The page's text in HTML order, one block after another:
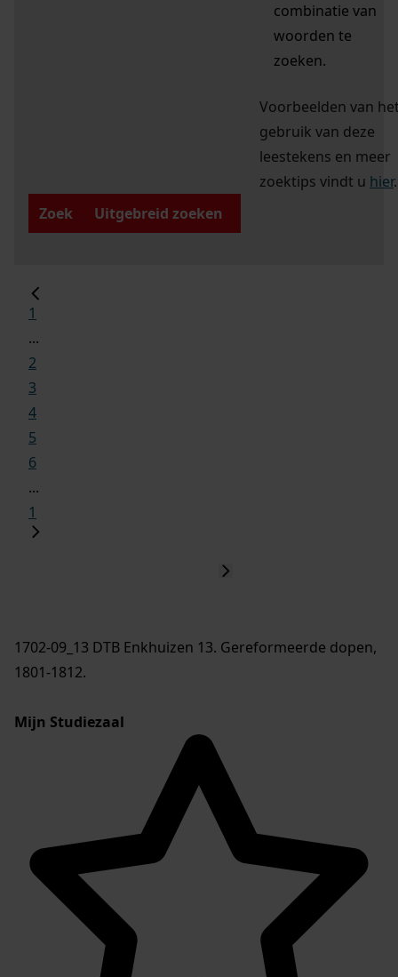
combinatie van
woorden te
zoeken.
Voorbeelden van
gebruik van deze
leestekens en meer
zoektips vindt u hier.
Zoek
Uitgebreid zoeken
1
...
2
3
4
5
6
...
1
1702-09_13 DTB Enkhuizen 13. Gereformeerde dopen,
1801-1812.
Mijn Studiezaal